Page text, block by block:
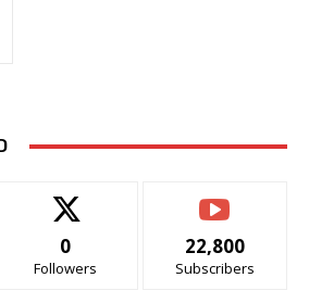
0
Followers
22,800
Subscribers